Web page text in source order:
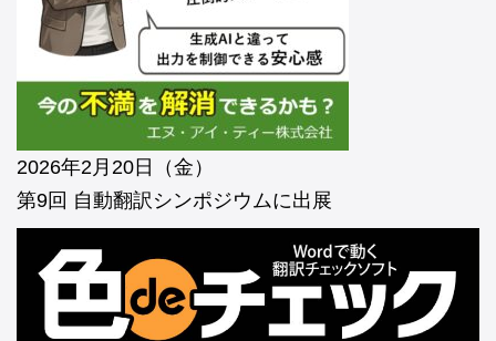
2026年2月20日（金）
第9回 自動翻訳シンポジウムに出展